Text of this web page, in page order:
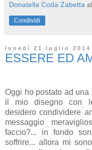
Donatella Coda Zabetta
Condividi
lunedì 21 luglio 2014
ESSERE ED
Oggi ho postato ad
il mio disegno con
desidero condividere
messaggio
faccio?... in fondo
soffrire... allora mi